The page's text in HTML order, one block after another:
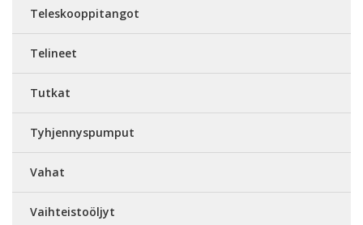
Teleskooppitangot
Telineet
Tutkat
Tyhjennyspumput
Vahat
Vaihteistoöljyt